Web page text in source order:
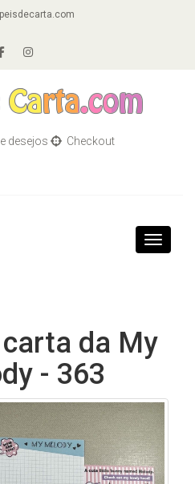
desejos
Checkout
Toggle
da My
- 363